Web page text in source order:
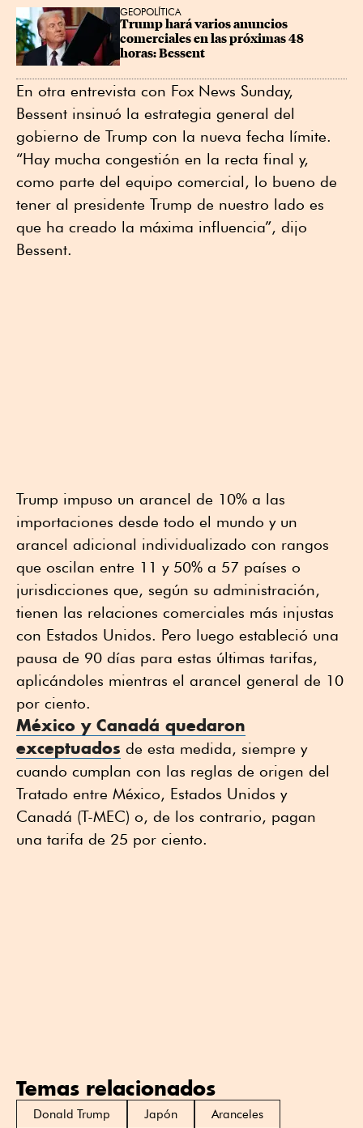
GEOPOLÍTICA
Trump hará varios anuncios
comerciales en las próximas 48
horas: Bessent
En otra entrevista con Fox News Sunday,
Bessent insinuó la estrategia general del
gobierno de Trump con la nueva fecha límite.
“Hay mucha congestión en la recta final y,
como parte del equipo comercial, lo bueno de
tener al presidente Trump de nuestro lado es
que ha creado la máxima influencia”, dijo
Bessent.
Trump impuso un arancel de 10% a las
importaciones desde todo el mundo y un
arancel adicional individualizado con rangos
que oscilan entre 11 y 50% a 57 países o
jurisdicciones que, según su administración,
tienen las relaciones comerciales más injustas
con Estados Unidos. Pero luego estableció una
pausa de 90 días para estas últimas tarifas,
aplicándoles mientras el arancel general de 10
por ciento.
México y Canadá quedaron
exceptuados de esta medida, siempre y
cuando cumplan con las reglas de origen del
Tratado entre México, Estados Unidos y
Canadá (T-MEC) o, de los contrario, pagan
una tarifa de 25 por ciento.
Temas relacionados
Donald Trump Japón
Aranceles